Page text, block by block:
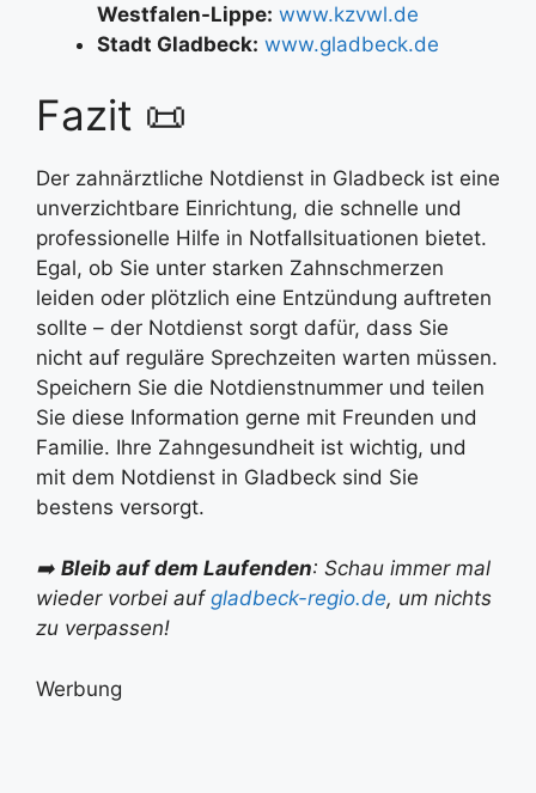
Westfalen-Lippe: www.kzvwl.de
Stadt Gladbeck: www.gladbeck.de
Fazit 📜
Der zahnärztliche Notdienst in Gladbeck ist eine
unverzichtbare Einrichtung, die schnelle und
professionelle Hilfe in Notfallsituationen bietet.
Egal, ob Sie unter starken Zahnschmerzen
leiden oder plötzlich eine Entzündung auftreten
sollte – der Notdienst sorgt dafür, dass Sie
nicht auf reguläre Sprechzeiten warten müssen.
Speichern Sie die Notdienstnummer und teilen
Sie diese Information gerne mit Freunden und
Familie. Ihre Zahngesundheit ist wichtig, und
mit dem Notdienst in Gladbeck sind Sie
bestens versorgt.
➡️ Bleib auf dem Laufenden: Schau immer mal
wieder vorbei auf gladbeck-regio.de, um nichts
zu verpassen!
Werbung